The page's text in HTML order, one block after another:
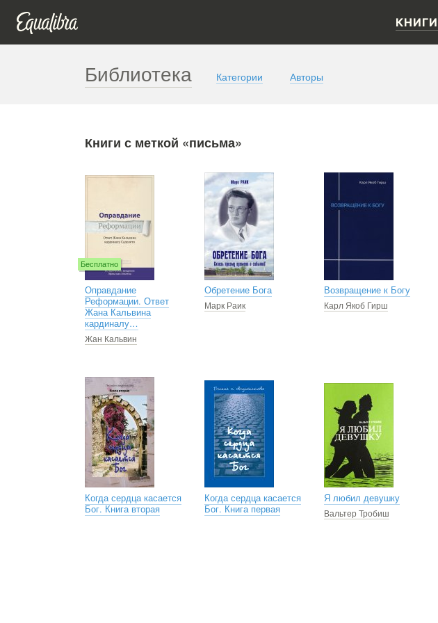
КНИГИ
Библиотека Категории Авторы
Книги с меткой «письма»
Бесплатно
Оправдание
Реформации. Ответ
Жана Кальвина
кардиналу…
Жан Кальвин
Обретение Бога
Марк Раик
Возвращение к Богу
Карл Якоб Гирш
Когда сердца касается
Бог. Книга вторая
Когда сердца касается
Бог. Книга первая
Я любил девушку
Вальтер Тробиш